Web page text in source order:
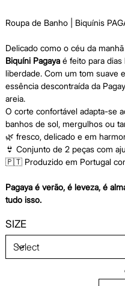
Roupa de Banho | Biquínis
Delicado como o céu da
Biquíni Pagayaé feito para dias
liberdade. Com um tom suave
essência descontraída da
areia.
O corte confortável adapta-se
banhos de sol, mergulhos ou
🌿 fresco, delicado e em
👙 Conjunto de 2 peças com
🇵🇹 Produzido em Portugal
Pagaya é verão, é leveza, é
tudo isso.
SIZE